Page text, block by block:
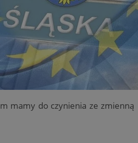
mamy do czynienia ze zmienną